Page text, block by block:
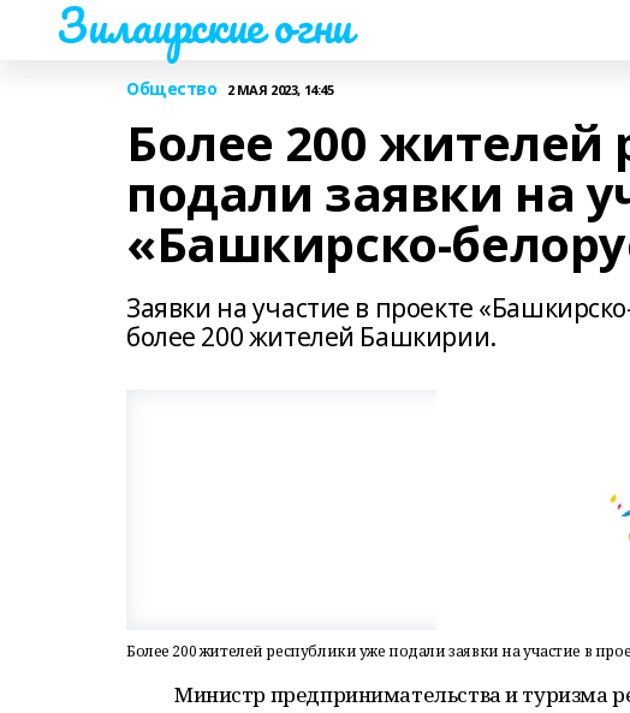
Зилаирские огни
Общество 2 МАЯ 2023, 14:45
Более 200 жителей
подали заявки на
«Башкирско-
Заявки на участие в проекте
более 200 жителей Башкирии.
Более 200 жителей республики уже подали заявки на участие в
Министр предпринимательства и туризма